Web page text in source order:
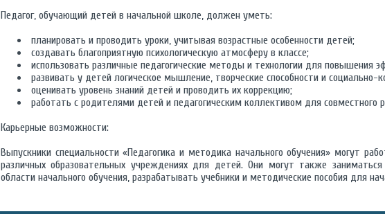
Педагог, обучающий детей в начальной школе, должен уметь:
планировать и проводить уроки, учитывая возрастные особенности детей;
создавать благоприятную психологическую атмосферу в классе;
использовать различные педагогические методы и технологии для повышения
развивать у детей логическое мышление, творческие способности и
оценивать уровень знаний детей и проводить их коррекцию;
работать с родителями детей и педагогическим коллективом для совместного
Карьерные возможности:
Выпускники специальности «Педагогика и методика начального обучения» могут
различных образовательных учреждениях для детей. Они могут также
области начального обучения, разрабатывать учебники и методические пособия для